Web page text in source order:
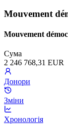
Mouvement
Mouvement
Сума
2 246 768,31 EUR
Донори
Зміни
Хронологія